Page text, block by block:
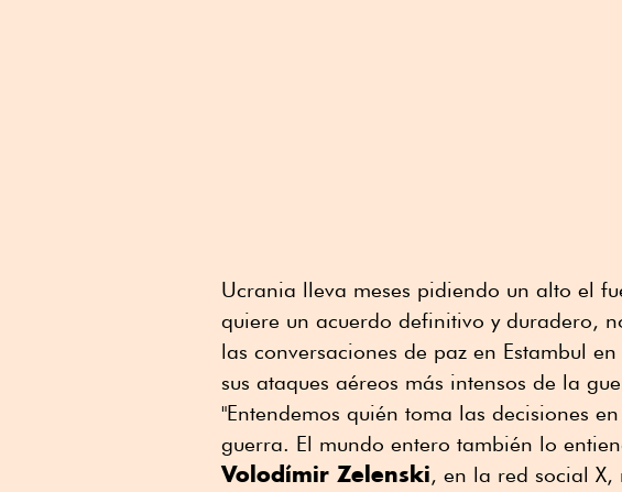
Ucrania lleva meses pidiendo un alto el
quiere un acuerdo definitivo y duradero,
las conversaciones de paz en Estambul
sus ataques aéreos más intensos de la
"Entendemos quién toma las decisiones
guerra. El mundo entero también lo
Volodímir Zelenski, en la red social